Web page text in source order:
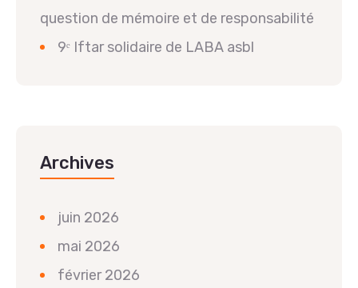
question de mémoire et de responsabilité
9ᵉ Iftar solidaire de LABA asbl
Archives
juin 2026
mai 2026
février 2026